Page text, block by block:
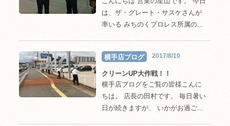
は、ザ・グレート・サスケさんが
率いる みちのくプロレス所属の...
横手店ブログ 2017/8/10
クリーンUP大作戦！！
横手店ブログをご覧の皆様こんに
ちは。 店長の田村です。 毎日暑い
日が続きますが、 いかがお過ご...